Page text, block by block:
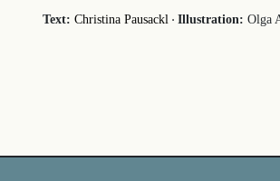
Text: Christina Pausackl · Illustration: Olga